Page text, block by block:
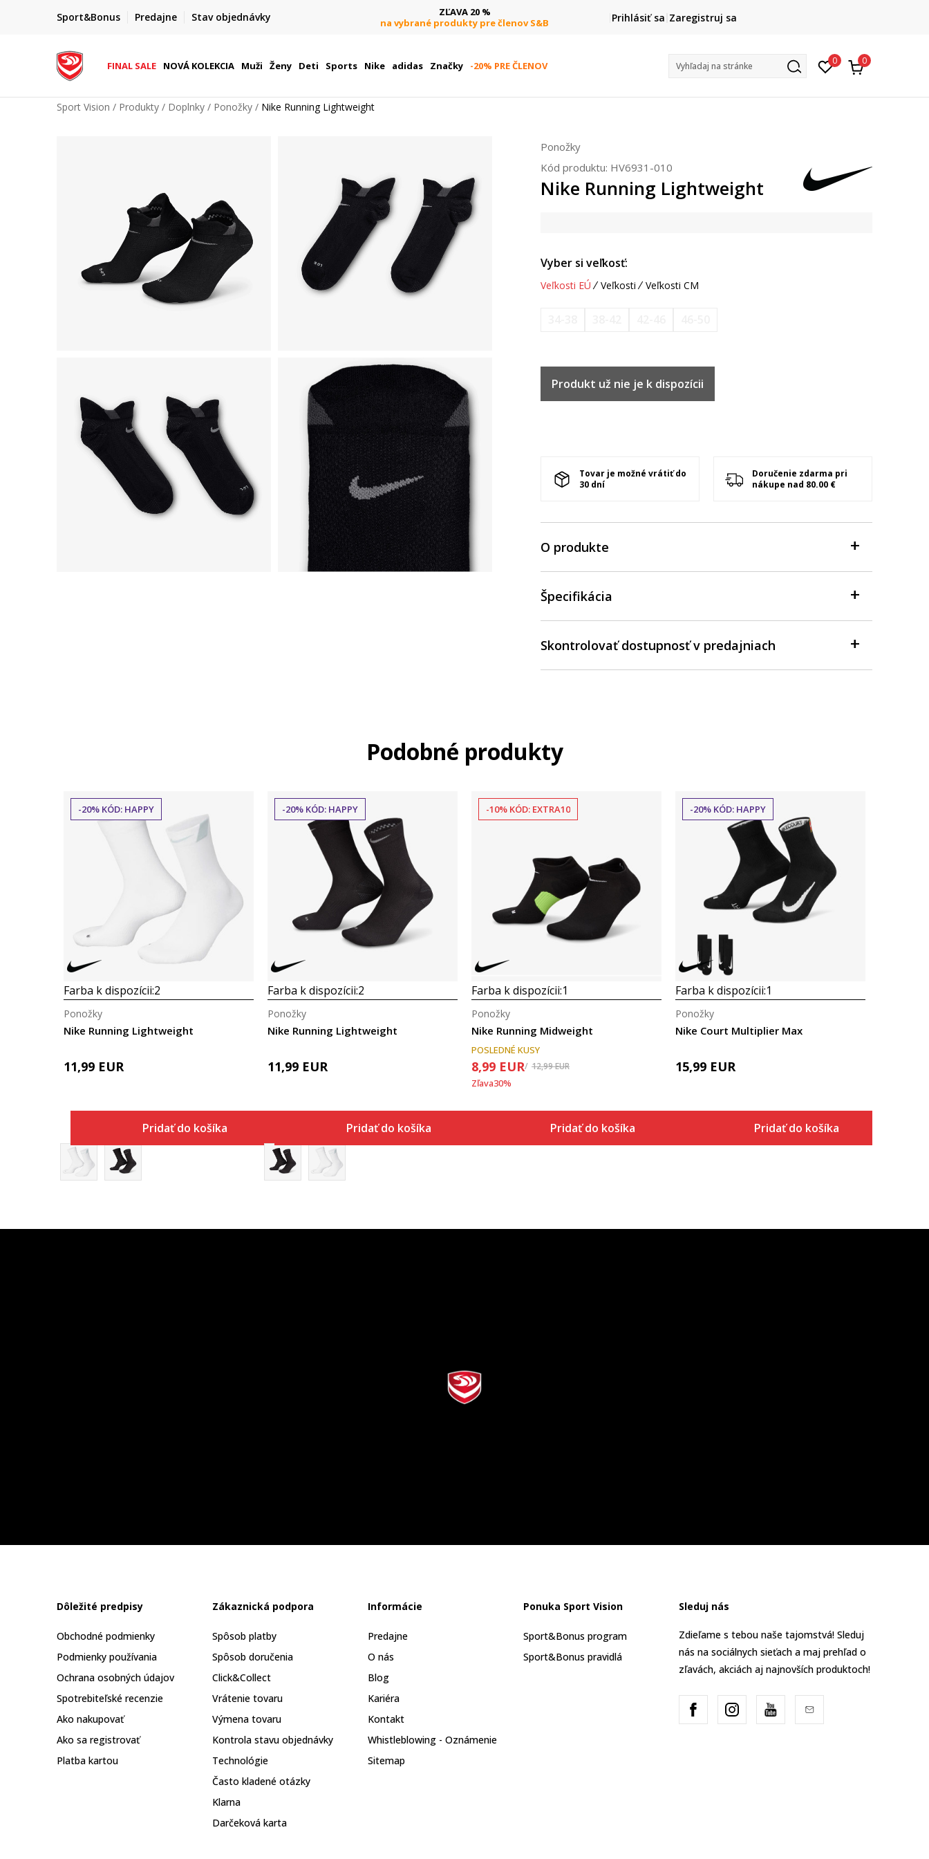
Sport&Bonus Predajne Stav objednávky
FINAL SALE AŽ -60 %
+ extra zľava 10 % len do 9. 8.
ZĽAVA 20 %
na vybrané produkty pre členov S&B
DOPRAVA ZADARMO
pri objednaní nad 80 € (neplatí pre Click&Collect)
Prihlásiť sa Zaregistruj sa
FINAL SALE NOVÁ KOLEKCIA Muži Ženy Deti Sports Nike adidas Značky -20% PRE ČLENOV Vyhľadaj na stránke 0 0
Sport Vision Produkty Doplnky Ponožky Nike Running Lightweight
Ponožky
Kód produktu: HV6931-010
Nike Running Lightweight
Vyber si veľkosť:
Veľkosti EÚ Veľkosti Veľkosti CM
Produkt už nie je k dispozícii
Tovar je možné vrátiť do
30 dní
Doručenie zdarma pri
nákupe nad 80.00 €
O produkte
Špecifikácia
Skontrolovať dostupnosť v predajniach
Podobné produkty
-20% KÓD: HAPPY
Farba k dispozícii:2
Nike Running Lightweight
Ponožky
11,99 EUR
Pridať do košíka
-20% KÓD: HAPPY
Farba k dispozícii:2
Nike Running Lightweight
Ponožky
11,99 EUR
Pridať do košíka
-10% KÓD: EXTRA10
Farba k dispozícii:1
Nike Running Midweight
Ponožky
POSLEDNÉ KUSY
8,99 EUR 12,99EUR
Zľava30%
Pridať do košíka
-20% KÓD: HAPPY
Farba k dispozícii:1
Nike Court Multiplier Max
Ponožky
15,99 EUR
Pridať do košíka
Dôležité predpisy
Obchodné podmienky
Podmienky používania
Ochrana osobných údajov
Spotrebiteľské recenzie
Ako nakupovať
Ako sa registrovať
Platba kartou
Zákaznická podpora
Spôsob platby
Spôsob doručenia
Click&Collect
Vrátenie tovaru
Výmena tovaru
Kontrola stavu objednávky
Technológie
Často kladené otázky
Klarna
Darčeková karta
Informácie
Predajne
O nás
Blog
Kariéra
Kontakt
Whistleblowing - Oznámenie
Sitemap
Ponuka Sport Vision
Sport&Bonus program
Sport&Bonus pravidlá
Sleduj nás
Zdieľame s tebou naše tajomstvá! Sleduj
nás na sociálnych sieťach a maj prehľad o
zľavách, akciách aj najnovších produktoch!